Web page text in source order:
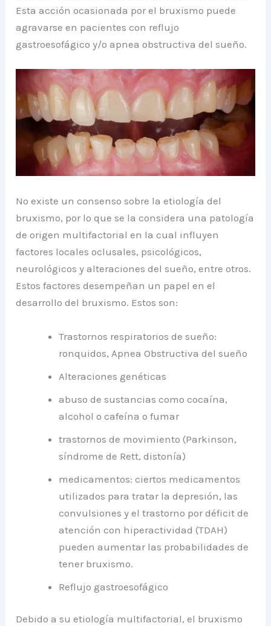
Esta acción ocasionada por el bruxismo puede
agravarse en pacientes con reflujo
gastroesofágico y/o apnea obstructiva del sueño.
No existe un consenso sobre la etiología del
bruxismo, por lo que se la considera una patología
de origen multifactorial en la cual influyen
factores locales oclusales, psicológicos,
neurológicos y alteraciones del sueño, entre otros.
Estos factores desempeñan un papel en el
desarrollo del bruxismo. Estos son:
Trastornos respiratorios de sueño:
ronquidos, Apnea Obstructiva del sueño
Alteraciones genéticas
abuso de sustancias como cocaína,
alcohol o cafeína o fumar
trastornos de movimiento (Parkinson,
síndrome de Rett, distonía)
medicamentos: ciertos medicamentos
utilizados para tratar la depresión, las
convulsiones y el trastorno por déficit de
atención con hiperactividad (TDAH)
pueden aumentar las probabilidades de
tener bruxismo.
Reflujo gastroesofágico
Debido a su etiología multifactorial, el bruxismo